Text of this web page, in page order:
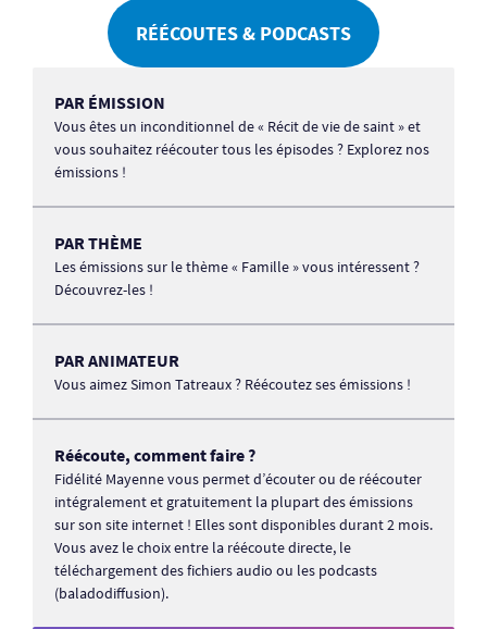
RÉÉCOUTES & PODCASTS
PAR ÉMISSION
Vous êtes un inconditionnel de « Récit de vie de saint » et
vous souhaitez réécouter tous les épisodes ? Explorez nos
émissions !
PAR THÈME
Les émissions sur le thème « Famille » vous intéressent ?
Découvrez-les !
PAR ANIMATEUR
Vous aimez Simon Tatreaux ? Réécoutez ses émissions !
Réécoute, comment faire ?
Fidélité Mayenne vous permet d’écouter ou de réécouter
intégralement et gratuitement la plupart des émissions
sur son site internet ! Elles sont disponibles durant 2 mois.
Vous avez le choix entre la réécoute directe, le
téléchargement des fichiers audio ou les podcasts
(baladodiffusion).